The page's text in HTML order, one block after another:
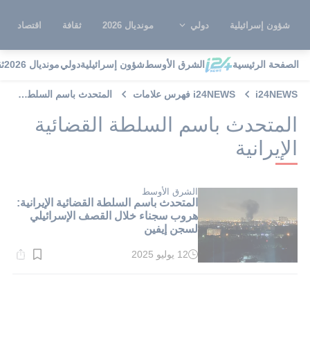
شؤون إسرائيلية دولي مونديال 2026 ثقافة اقتصاد
الصفحة الرئيسية الشرق الأوسطشؤون إسرائيليةدوليمونديال 2026
i24NEWS i24NEWS فهرس علامات المتحدث باسم السلطة القضائية الإيرانية
المتحدث باسم السلطة القضائية
الإيرانية
الشرق الأوسط
المتحدث باسم السلطة القضائية الإيرانية:
هروب سجناء خلال القصف الإسرائيلي
لسجن إيفين
وقت
12 يوليو 2025